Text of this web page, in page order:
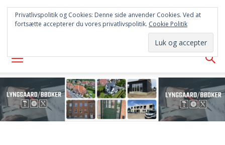
FREDERICIA
AVISEN
Privatlivspolitik og Cookies: Denne side anvender Cookies. Ved at
fortsætte accepterer du vores privatlivspolitik. Cookie Politik